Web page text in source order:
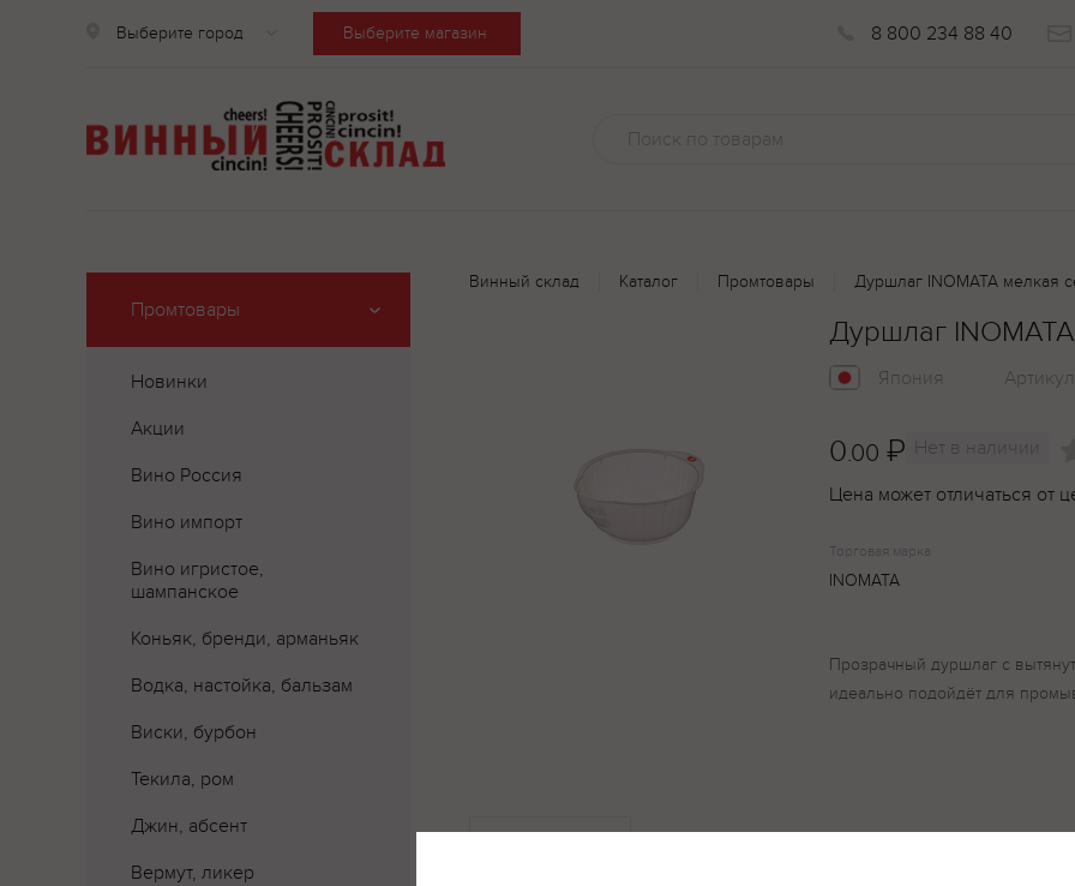
Выберите город Выберите магазин 8 800 234 88 40
Промтовары
Новинки
Акции
Вино Россия
Вино импорт
Вино игристое,
шампанское
Коньяк, бренди, арманьяк
Водка, настойка, бальзам
Виски, бурбон
Текила, ром
Джин, абсент
Вермут, ликер
Винный склад Каталог Промтовары Дуршлаг INOMATA мелкая
Дуршлаг
Япония Артикул:
0.00 ₽ Нет в наличии
Цена может отличаться от
Торговая марка
INOMATA
Прозрачный дуршлаг с
идеально подойдёт для
Где купить? Описание Отзывы